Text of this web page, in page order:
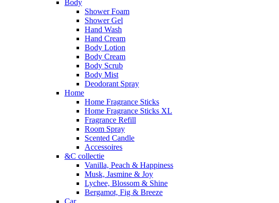
Body
Shower Foam
Shower Gel
Hand Wash
Hand Cream
Body Lotion
Body Cream
Body Scrub
Body Mist
Deodorant Spray
Home
Home Fragrance Sticks
Home Fragrance Sticks XL
Fragrance Refill
Room Spray
Scented Candle
Accessoires
&C collectie
Vanilla, Peach & Happiness
Musk, Jasmine & Joy
Lychee, Blossom & Shine
Bergamot, Fig & Breeze
Car